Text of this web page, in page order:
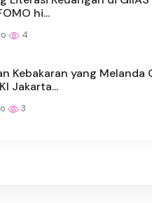
hi...
4
Kebakaran yang Melanda
Jakarta...
3